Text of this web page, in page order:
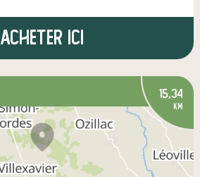
Acheter ici
15,34
km